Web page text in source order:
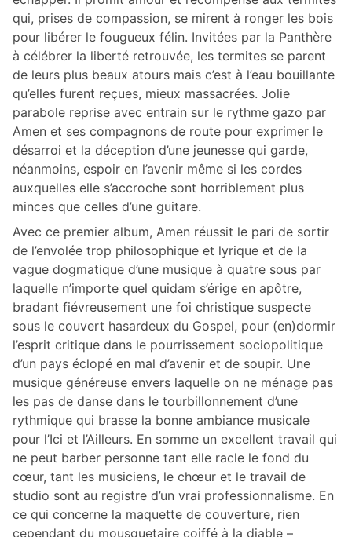
qui, prises de compassion, se mirent à ronger les bois
pour libérer le fougueux félin. Invitées par la Panthère
à célébrer la liberté retrouvée, les termites se parent
de leurs plus beaux atours mais c’est à l’eau bouillante
qu’elles furent reçues, mieux massacrées. Jolie
parabole reprise avec entrain sur le rythme gazo par
Amen et ses compagnons de route pour exprimer le
désarroi et la déception d’une jeunesse qui garde,
néanmoins, espoir en l’avenir même si les cordes
auxquelles elle s’accroche sont horriblement plus
minces que celles d’une guitare.
Avec ce premier album, Amen réussit le pari de sortir
de l’envolée trop philosophique et lyrique et de la
vague dogmatique d’une musique à quatre sous par
laquelle n’importe quel quidam s’érige en apôtre,
bradant fiévreusement une foi christique suspecte
sous le couvert hasardeux du Gospel, pour (en)dormir
l’esprit critique dans le pourrissement sociopolitique
d’un pays éclopé en mal d’avenir et de soupir. Une
musique généreuse envers laquelle on ne ménage pas
les pas de danse dans le tourbillonnement d’une
rythmique qui brasse la bonne ambiance musicale
pour l’Ici et l’Ailleurs. En somme un excellent travail qui
ne peut barber personne tant elle racle le fond du
cœur, tant les musiciens, le chœur et le travail de
studio sont au registre d’un vrai professionnalisme. En
ce qui concerne la maquette de couverture, rien
cependant du mousquetaire coiffé à la diable –